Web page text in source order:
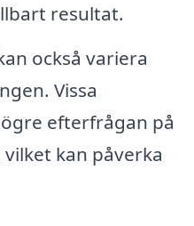
resultat.
också variera
Vissa
efterfrågan på
kan påverka